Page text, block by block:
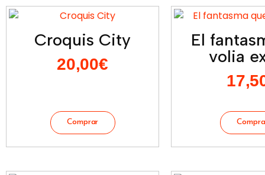
Croquis City
20,00€
El
volia